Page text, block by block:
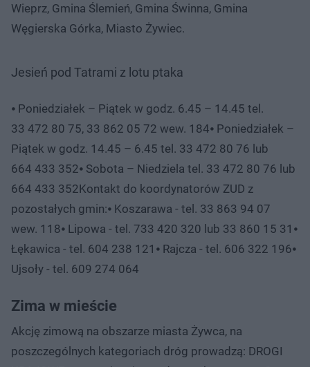
Wieprz, Gmina Ślemień, Gmina Świnna, Gmina
Węgierska Górka, Miasto Żywiec.
Jesień pod Tatrami z lotu ptaka
⦁ Poniedziałek – Piątek w godz. 6.45 – 14.45 tel.
33 472 80 75, 33 862 05 72 wew. 184⦁ Poniedziałek –
Piątek w godz. 14.45 – 6.45 tel. 33 472 80 76 lub
664 433 352⦁ Sobota – Niedziela tel. 33 472 80 76 lub
664 433 352Kontakt do koordynatorów ZUD z
pozostałych gmin:⦁ Koszarawa - tel. 33 863 94 07
wew. 118⦁ Lipowa - tel. 733 420 320 lub 33 860 15 31⦁
Łękawica - tel. 604 238 121⦁ Rajcza - tel. 606 322 196⦁
Ujsoły - tel. 609 274 064
Zima w mieście
Akcję zimową na obszarze miasta Żywca, na
poszczególnych kategoriach dróg prowadzą: DROGI